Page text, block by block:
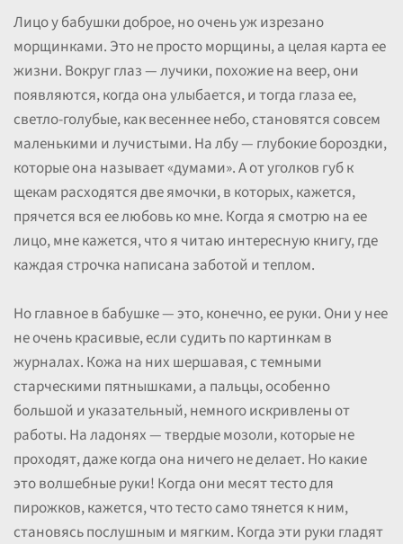
Лицо у бабушки доброе, но очень уж изрезано
морщинками. Это не просто морщины, а целая карта ее
жизни. Вокруг глаз — лучики, похожие на веер, они
появляются, когда она улыбается, и тогда глаза ее,
светло-голубые, как весеннее небо, становятся совсем
маленькими и лучистыми. На лбу — глубокие бороздки,
которые она называет «думами». А от уголков губ к
щекам расходятся две ямочки, в которых, кажется,
прячется вся ее любовь ко мне. Когда я смотрю на ее
лицо, мне кажется, что я читаю интересную книгу, где
каждая строчка написана заботой и теплом.
Но главное в бабушке — это, конечно, ее руки. Они у нее
не очень красивые, если судить по картинкам в
журналах. Кожа на них шершавая, с темными
старческими пятнышками, а пальцы, особенно
большой и указательный, немного искривлены от
работы. На ладонях — твердые мозоли, которые не
проходят, даже когда она ничего не делает. Но какие
это волшебные руки! Когда они месят тесто для
пирожков, кажется, что тесто само тянется к ним,
становясь послушным и мягким. Когда эти руки гладят